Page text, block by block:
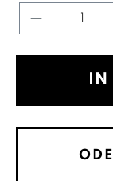
Produkt
IN